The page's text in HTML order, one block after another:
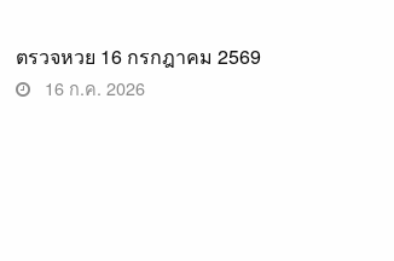
ตรวจหวย 16 กรกฎาคม 2569
16 ก.ค. 2026